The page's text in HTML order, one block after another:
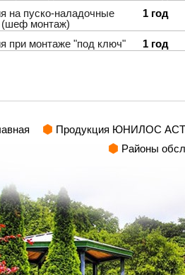
на пуско-наладочные
(шеф монтаж)
1 год
при монтаже "под ключ" 1 год
Продукция ЮНИЛОС
Районы